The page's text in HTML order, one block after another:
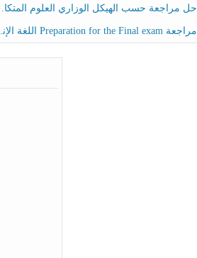
حل مراجعة حسب الهيكل الوزاري العلوم المتكاملة الصف الخامس عام الفصل الثالث
مراجعة Preparation for the Final exam اللغة الإنجليزية الصف الرابع الفصل الثالث